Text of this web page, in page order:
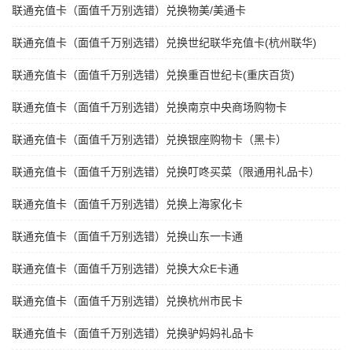
联通充值卡（面值千万别选错）兑换物美/美通卡
联通充值卡（面值千万别选错）兑换世纪联华充值卡(杭州联华)
联通充值卡（面值千万别选错）兑换重百世纪卡(重庆百货)
联通充值卡（面值千万别选错）兑换南京中央商场购物卡
联通充值卡（面值千万别选错）兑换银座购物卡（黑卡）
联通充值卡（面值千万别选错）兑换叮咚买菜（限通用礼品卡）
联通充值卡（面值千万别选错）兑换上海家化卡
联通充值卡（面值千万别选错）兑换山东一卡通
联通充值卡（面值千万别选错）兑换大众E卡通
联通充值卡（面值千万别选错）兑换杭州市民卡
联通充值卡（面值千万别选错）兑换驴妈妈礼品卡